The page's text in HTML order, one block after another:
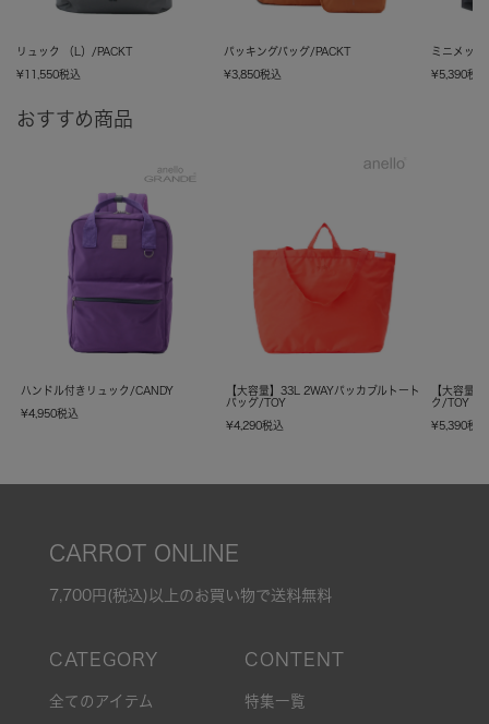
リュック （L）/PACKT
¥11,550税込
パッキングバッグ/PACKT
¥3,850税込
ミニメッ
¥5,390税込
おすすめ商品
ハンドル付きリュック/CANDY
¥4,950税込
【大容量】33L 2WAYパッカブルトート
バッグ/TOY
¥4,290税込
【大容量
ク/TOY
¥5,390税込
CARROT ONLINE
7,700円(税込)以上のお買い物で送料無料
全てのアイテム 特集一覧